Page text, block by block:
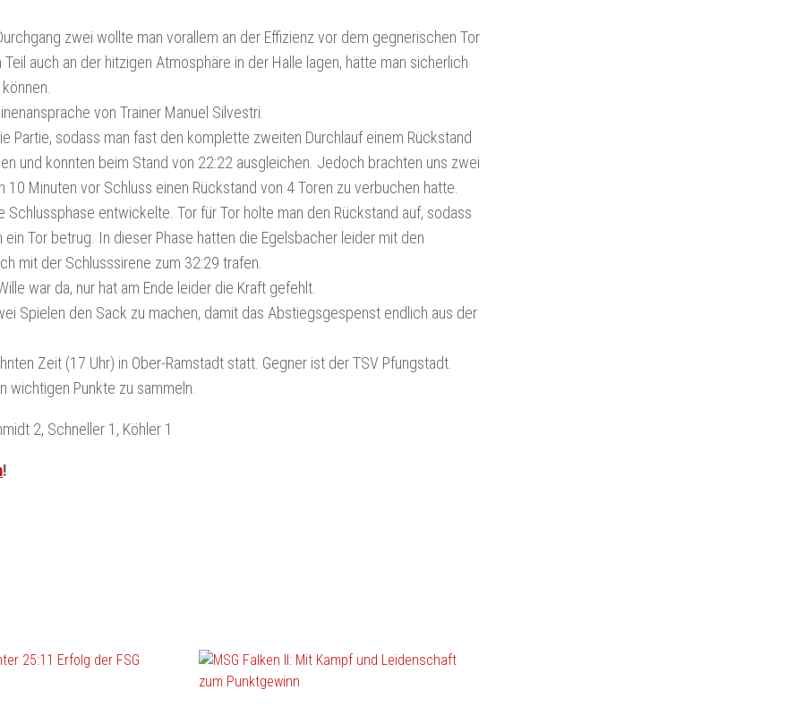
zwei wollte man vorallem an der Effizienz vor dem gegnerischen Tor
auch an der hitzigen Atmosphäre in der Halle lagen, hätte man sicherlich
von Trainer Manuel Silvestri.
Partie, sodass man fast den komplette zweiten Durchlauf einem Rückstand
und konnten beim Stand von 22:22 ausgleichen. Jedoch brachten uns zwei
Minuten vor Schluss einen Rückstand von 4 Toren zu verbuchen hatte.
entwickelte. Tor für Tor holte man den Rückstand auf, sodass
Tor betrug. In dieser Phase hatten die Egelsbacher leider mit den
mit der Schlusssirene zum 32:29 trafen.
war da, nur hat am Ende leider die Kraft gefehlt.
Spielen den Sack zu machen, damit das Abstiegsgespenst endlich aus der
Zeit (17 Uhr) in Ober-Ramstadt statt. Gegner ist der TSV Pfungstadt.
wichtigen Punkte zu sammeln.
2, Schneller 1, Köhler 1
!